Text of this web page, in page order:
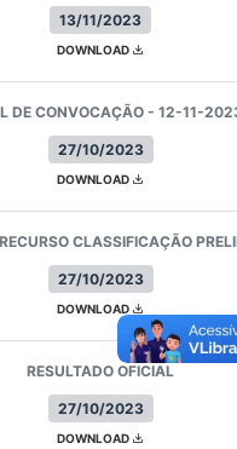
13/11/2023
DOWNLOAD
27/10/2023
DE CONVOCAÇÃO - 12-11-
DOWNLOAD
27/10/2023
CLASSIFICAÇÃO
DOWNLOAD
27/10/2023
RESULTADO OFICIAL
DOWNLOAD